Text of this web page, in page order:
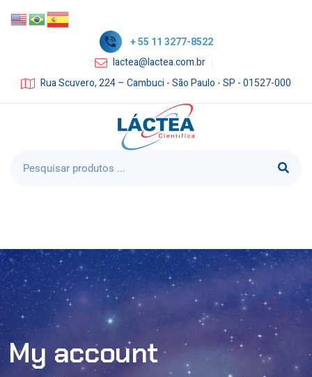
+ 55 11 3277-8522
lactea@lactea.com.br
Rua Scuvero, 224 – Cambuci - São Paulo - SP - 01527-000
My account